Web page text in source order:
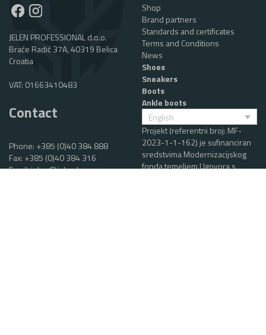
JELEN PROFESSIONAL d.o.o.
Braće Radić 37A, 40319 Belica
Croatia
VAT: 01663410483
Contact
Phone: +385 (0)40 384 888
Fax: +385 (0)40 384 316
Email:jelen@jelen.hr
Shop
Brand partners
Standards and certificates
Terms and Conditions
News
Shoes
Sneakers
Boots
Ankle boots
English
Projekt (referentni broj: MF-
2023-1-1-162) je sufinanciran
sredstvima Modernizacijskog
fonda temeljem Ugovora s